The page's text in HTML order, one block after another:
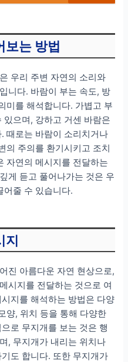
보는 방법
우리 주변 자연의 소리와
니다. 바람이 부는 속도, 방
미를 해석합니다. 가볍고 부
있으며, 강하고 거센 바람은
때로는 바람이 소리치거나
의 주의를 환기시키고 조치
자연의 메시지를 전달하는
게 듣고 풀어나가는 것은 우
어줄 수 있습니다.
지
진 아름다운 자연 현상으로,
시지를 전달하는 것으로 여
지를 해석하는 방법은 다양
양, 위치 등을 통해 다양한
로 무지개를 보는 것은 행
, 무지개가 내리는 위치나
도 합니다. 또한 무지개가